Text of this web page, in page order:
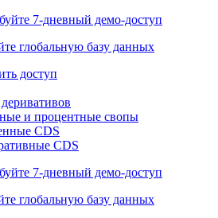
7-дневный демо-доступ
глобальную базу данных
доступ
и процентные свопы
CDS
CDS
7-дневный демо-доступ
глобальную базу данных